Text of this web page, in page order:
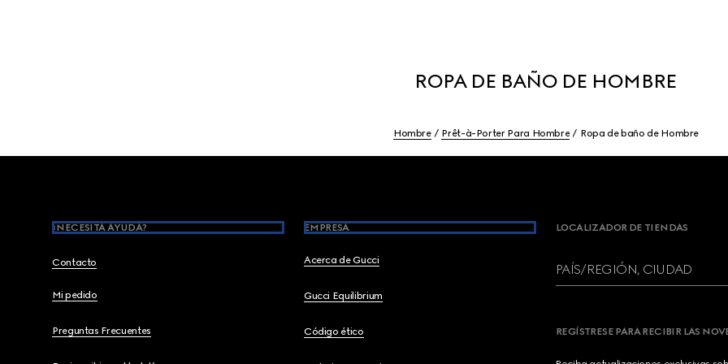
ROPA DE BAÑO DE HOMBRE
Hombre Prêt-à-Porter Para Hombre Ropa de baño de Hombre
¿NECESITA AYUDA?
Contacto
Mi pedido
Preguntas Frecuentes
EMPRESA
Acerca de Gucci
Gucci Equilibrium
Código ético
LOCALIZADOR DE TIENDAS
PAÍS/REGIÓN, CIUDAD
REGÍSTRESE PARA RECIBIR LAS